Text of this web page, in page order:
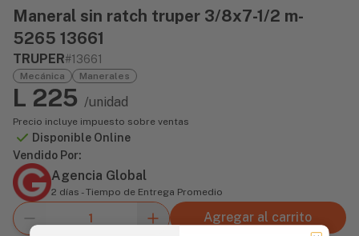
Maneral sin ratch truper 3/8x7-1/2 m-
5265 13661
TRUPER#13661
Mecánica Manerales
L 225 /unidad
Precio incluye impuesto sobre ventas
Disponible Online
Vendido Por:
Agencia Global
2 días - Tiempo de Entrega Promedio
Agregar al carrito